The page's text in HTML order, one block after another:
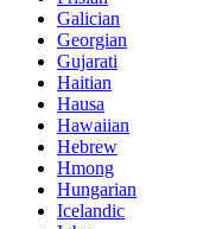
Galician
Georgian
Gujarati
Haitian
Hausa
Hawaiian
Hebrew
Hmong
Hungarian
Icelandic